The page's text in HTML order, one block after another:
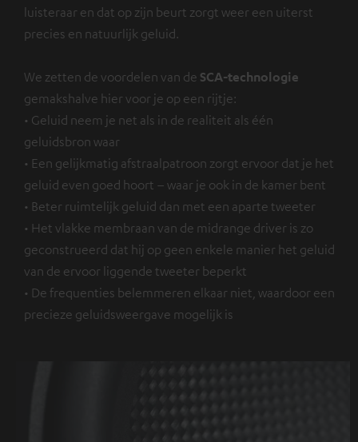
luisteraar en dat op zijn beurt zorgt weer een uiterst
precies en natuurlijk geluid.
We zetten de voordelen van de SCA-technologie
gemakshalve hier voor je op een rijtje:
• Geluid neem je net als in de realiteit als één
geluidsbron waar
• Een gelijkmatig afstraalpatroon zorgt ervoor dat je het
geluid even goed hoort – waar je ook in de kamer bent
• Beter ruimtelijk geluid dan met een aparte tweeter
• Het vlakke membraan van de midrange driver is zo
geconstrueerd dat hij op geen enkele manier het geluid
van de ervoor liggende tweeter beperkt
• De frequenties belemmeren elkaar niet, waardoor een
precieze geluidsweergave mogelijk is